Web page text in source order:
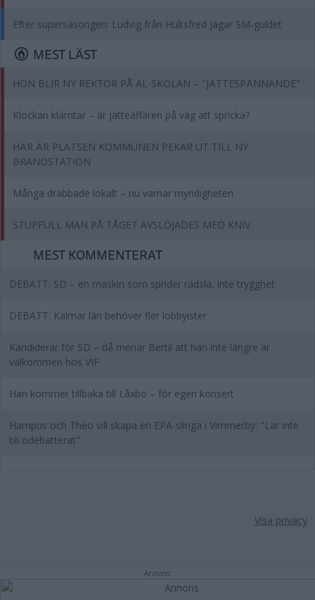
Efter supersäsongen: Ludvig från Hultsfred jagar SM-guldet
MEST LÄST
HON BLIR NY REKTOR PÅ AL-SKOLAN – "JÄTTESPÄNNANDE"
Klockan klämtar – är jätteaffären på väg att spricka?
HÄR ÄR PLATSEN KOMMUNEN PEKAR UT TILL NY
BRANDSTATION
Många drabbade lokalt – nu varnar myndigheten
STUPFULL MAN PÅ TÅGET AVSLÖJADES MED KNIV
MEST KOMMENTERAT
DEBATT: SD – en maskin som sprider rädsla, inte trygghet
DEBATT: Kalmar län behöver fler lobbyister
Kandiderar för SD – då menar Bertil att han inte längre är
välkommen hos VIF
Han kommer tillbaka till Låxbo – för egen konsert
Hampus och Theo vill skapa en EPA-slinga i Vimmerby: "Lär inte
bli odebatterat"
Visa privacy
Annons: